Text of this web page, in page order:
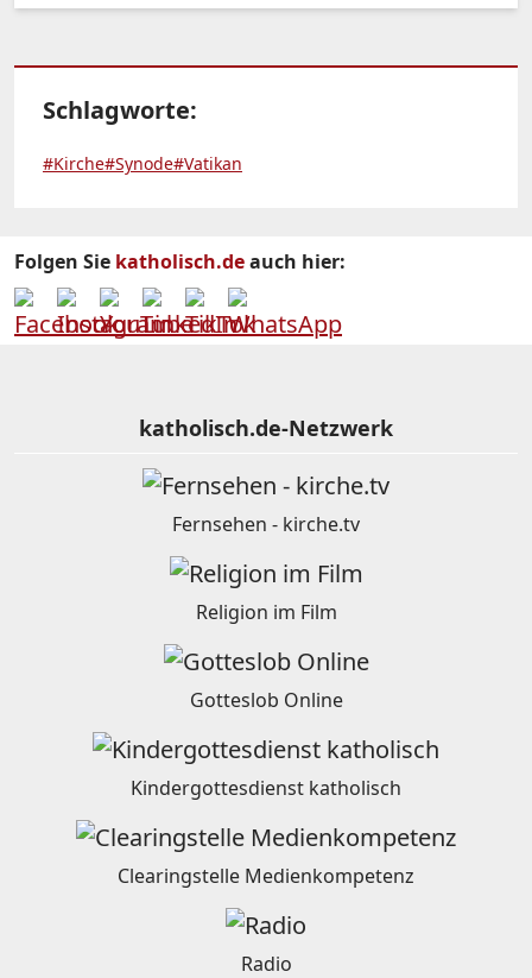
Schlagworte:
#Kirche#Synode#Vatikan
Folgen Sie katholisch.deauch hier:
katholisch.de-Netzwerk
Fernsehen - kirche.tv
Religion im Film
Gotteslob Online
Kindergottesdienst katholisch
Clearingstelle Medienkompetenz
Radio